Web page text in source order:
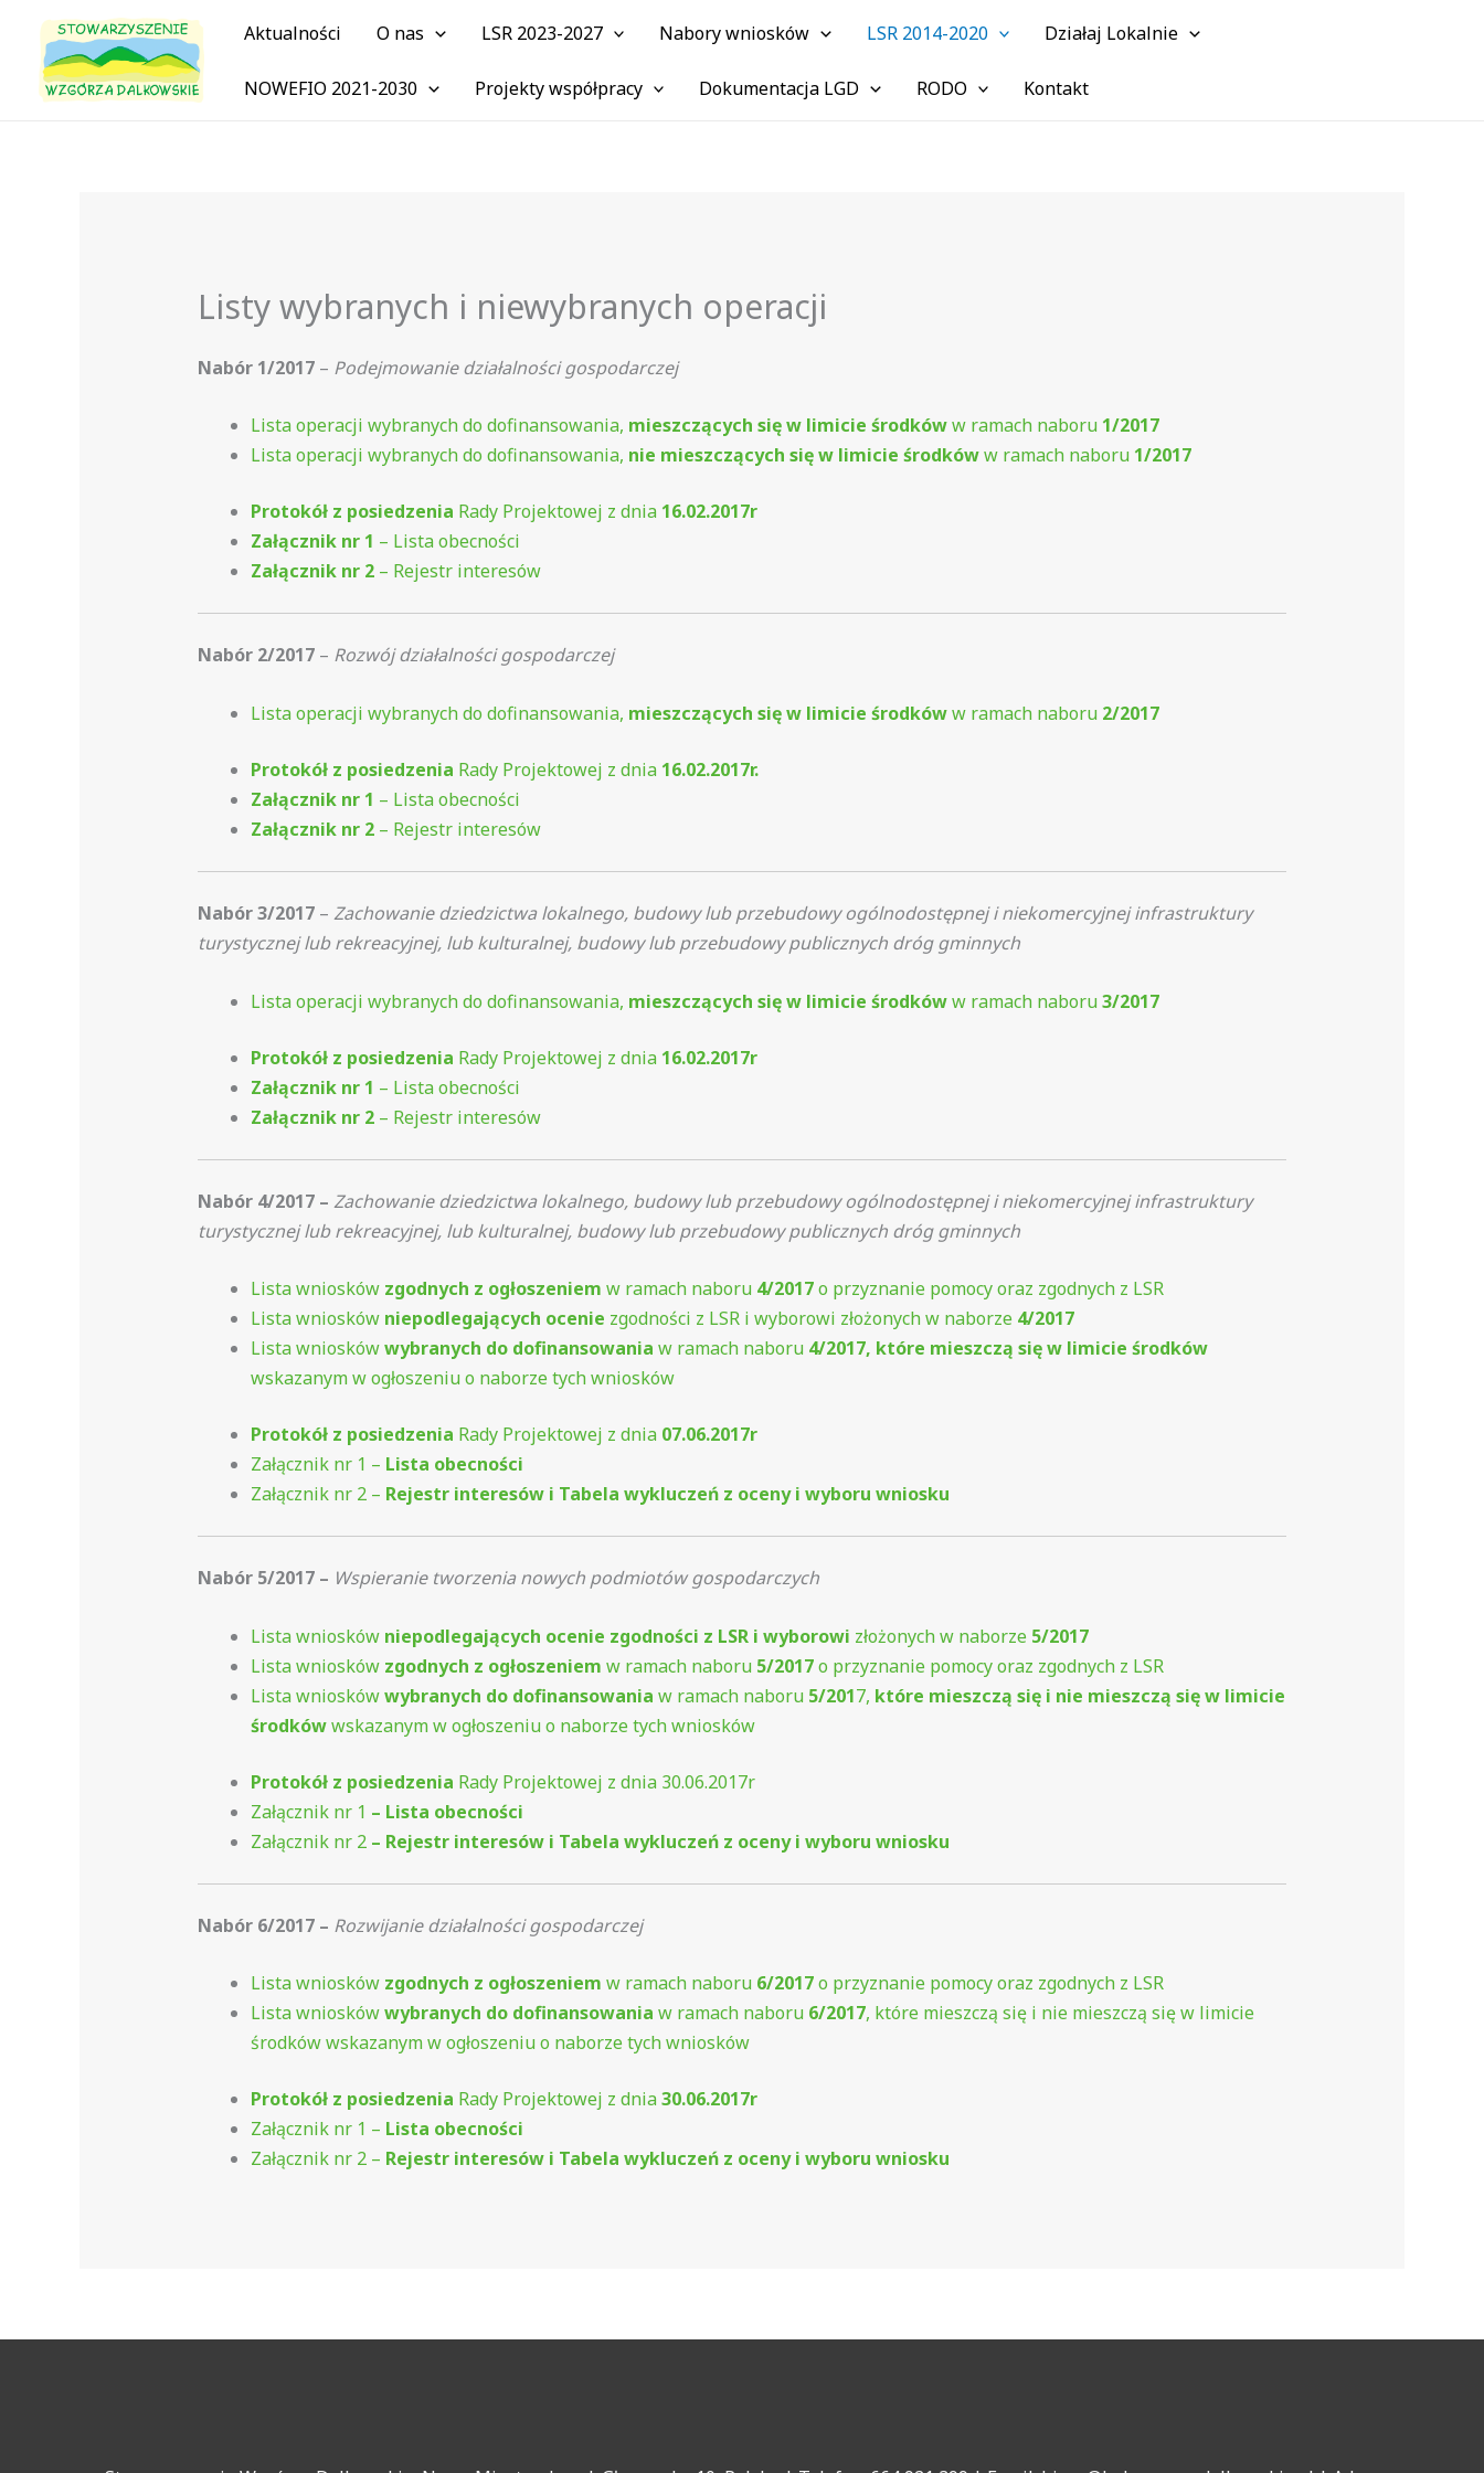
treści
Aktualności O nas LSR 2023-2027 Nabory wniosków LSR 2014-2020 Działaj Lokalnie
NOWEFIO 2021-2030 Projekty współpracy Dokumentacja LGD RODO Kontakt
Listy wybranych i niewybranych operacji
Nabór 1/2017– Podejmowanie działalności gospodarczej
Lista operacji wybranych do dofinansowania, mieszczących się w limicie środkóww ramach naboru 1/2017
Lista operacji wybranych do dofinansowania, nie mieszczących się w limicie środkóww ramach naboru 1/2017
Protokół z posiedzenia Rady Projektowej z dnia 16.02.2017r
Załącznik nr 1 – Lista obecności
Załącznik nr 2– Rejestr interesów
Nabór 2/2017– Rozwój działalności gospodarczej
Lista operacji wybranych do dofinansowania, mieszczących się w limicie środkóww ramach naboru 2/2017
Protokół z posiedzenia Rady Projektowej z dnia 16.02.2017r.
Załącznik nr 1 – Lista obecności
Załącznik nr 2– Rejestr interesów
Nabór 3/2017– Zachowanie dziedzictwa lokalnego, budowy lub przebudowy ogólnodostępnej i niekomercyjnej infrastruktury
turystycznej lub rekreacyjnej, lub kulturalnej, budowy lub przebudowy publicznych dróg gminnych
Lista operacji wybranych do dofinansowania, mieszczących się w limicie środkóww ramach naboru3/2017
Protokół z posiedzenia Rady Projektowej z dnia 16.02.2017r
Załącznik nr 1 – Lista obecności
Załącznik nr 2– Rejestr interesów
Nabór 4/2017 – Zachowanie dziedzictwa lokalnego, budowy lub przebudowy ogólnodostępnej i niekomercyjnej infrastruktury
turystycznej lub rekreacyjnej, lub kulturalnej, budowy lub przebudowy publicznych dróg gminnych
Lista wnioskówzgodnych z ogłoszeniem w ramach naboru 4/2017o przyznanie pomocy oraz zgodnych z LSR
Lista wniosków niepodlegających ocenie zgodności z LSR i wyborowi złożonych w naborze 4/2017
Lista wnioskówwybranych do dofinansowania w ramach naboru 4/2017, które mieszczą się w limicie środków
wskazanym w ogłoszeniu o naborze tych wniosków
Protokół z posiedzenia Rady Projektowej z dnia 07.06.2017r
Załącznik nr 1 – Lista obecności
Załącznik nr 2 – Rejestr interesów i Tabela wykluczeń z oceny i wyboru wniosku
Nabór 5/2017 – Wspieranie tworzenia nowych podmiotów gospodarczych
Lista wniosków niepodlegających ocenie zgodności z LSR i wyborowi złożonych w naborze 5/2017
Lista wniosków zgodnych z ogłoszeniem w ramach naboru 5/2017o przyznanie pomocy oraz zgodnych z LSR
Lista wnioskówwybranych do dofinansowania w ramach naboru 5/2017, które mieszczą się i nie mieszczą się w limicie
środkówwskazanym w ogłoszeniu o naborze tych wniosków
Protokół z posiedzenia Rady Projektowej z dnia 30.06.2017r
Załącznik nr 1 – Lista obecności
Załącznik nr 2– Rejestr interesów i Tabela wykluczeń z oceny i wyboru wniosku
Nabór 6/2017 – Rozwijanie działalności gospodarczej
Lista wniosków zgodnych z ogłoszeniem w ramach naboru 6/2017o przyznanie pomocy oraz zgodnych z LSR
Lista wnioskówwybranych do dofinansowania w ramach naboru 6/2017, które mieszczą się i nie mieszczą się w limicie
środków wskazanym w ogłoszeniu o naborze tych wniosków
Protokół z posiedzenia Rady Projektowej z dnia30.06.2017r
Załącznik nr 1 – Lista obecności
Załącznik nr 2 – Rejestr interesów i Tabela wykluczeń z oceny i wyboru wniosku